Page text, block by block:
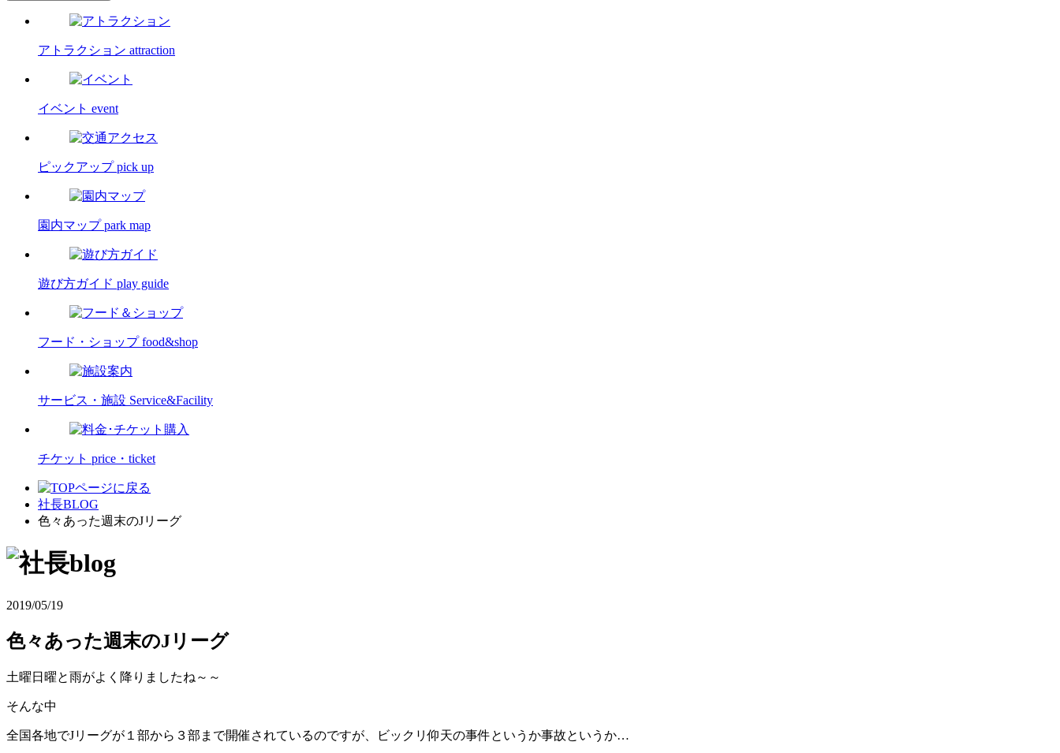
アトラクション attraction
イベント event
ピックアップ pick up
園内マップ park map
遊び方ガイド play guide
フード・ショップ food&shop
サービス・施設 Service&Facility
チケット price・ticket
社長BLOG
色々あった週末のJリーグ
2019/05/19
色々あった週末のJリーグ
土曜日曜と雨がよく降りましたね～～
そんな中
全国各地でJリーグが１部から３部まで開催されているのですが、ビックリ仰天の事件というか事故というか…